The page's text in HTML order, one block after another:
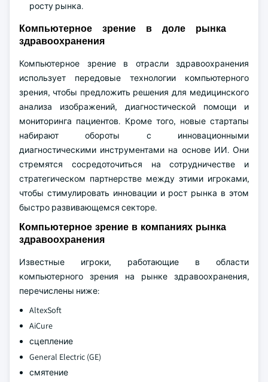
росту рынка.
Компьютерное зрение в доле рынка
здравоохранения
Компьютерное зрение в отрасли здравоохранения
использует передовые технологии компьютерного
зрения, чтобы предложить решения для медицинского
анализа изображений, диагностической помощи и
мониторинга пациентов. Кроме того, новые стартапы
набирают обороты с инновационными
диагностическими инструментами на основе ИИ. Они
стремятся сосредоточиться на сотрудничестве и
стратегическом партнерстве между этими игроками,
чтобы стимулировать инновации и рост рынка в этом
быстро развивающемся секторе.
Компьютерное зрение в компаниях рынка
здравоохранения
Известные игроки, работающие в области
компьютерного зрения на рынке здравоохранения,
перечислены ниже:
AltexSoft
AiCure
сцепление
General Electric (GE)
смятение